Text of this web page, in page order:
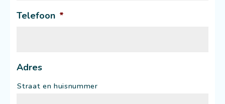
Telefoon *
Adres
Straat en huisnummer